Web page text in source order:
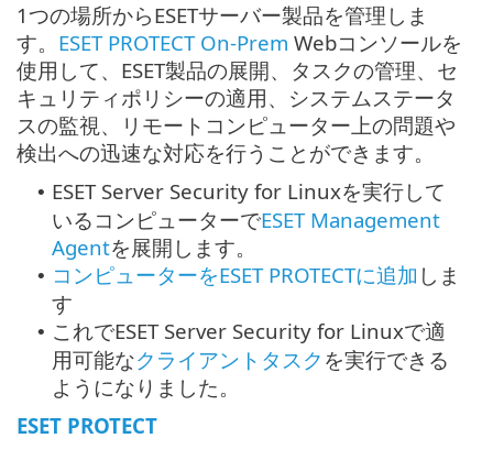
1つの場所からESETサーバー製品を管理しま
す。 ESET PROTECT On-Prem Webコンソールを
使用して、ESET製品の展開、タスクの管理、セ
キュリティポリシーの適用、システムステータ
スの監視、リモートコンピューター上の問題や
検出への迅速な対応を行うことができます。
• ESET Server Security for Linuxを実行して
いるコンピューターでESET Management
Agentを展開します。
• コンピューターをESET PROTECTに追加 しま
す
• これでESET Server Security for Linuxで適
用可能なクライアントタスク を実行できる
ようになりました。
ESET PROTECT